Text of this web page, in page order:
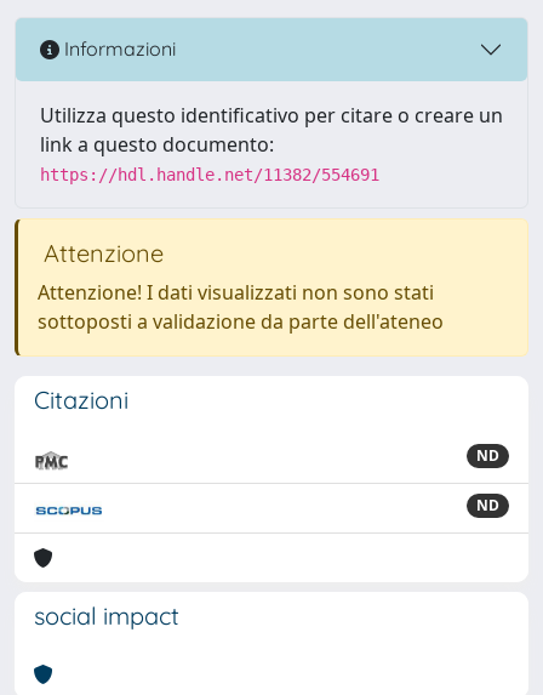
Informazioni
Utilizza questo identificativo per citare o creare un
link a questo documento:
https://hdl.handle.net/11382/554691
Attenzione
Attenzione! I dati visualizzati non sono stati
sottoposti a validazione da parte dell'ateneo
Citazioni
ND
ND
social impact